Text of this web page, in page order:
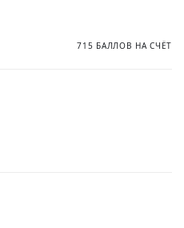
715 БАЛЛОВ НА СЧЁТ